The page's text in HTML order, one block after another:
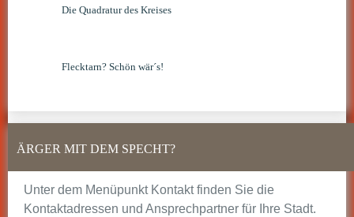
Die Quadratur des Kreises
Flecktarn? Schön wär´s!
ÄRGER MIT DEM SPECHT?
Unter dem Menüpunkt Kontakt finden Sie die
Kontaktadressen und Ansprechpartner für Ihre Stadt.